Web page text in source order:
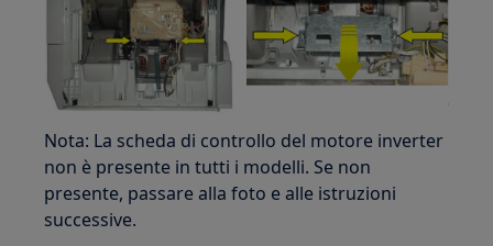
Nota: La scheda di controllo del motore inverter
non è presente in tutti i modelli. Se non
presente, passare alla foto e alle istruzioni
successive.